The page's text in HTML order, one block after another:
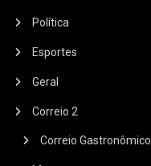
Política
Esportes
Geral
Correio 2
Correio Gastronômico